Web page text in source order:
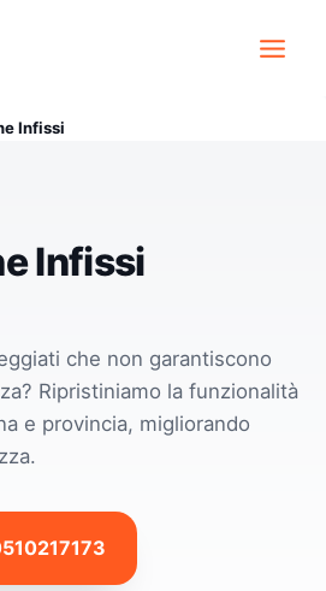
Infissi
Infissi
che non garantiscono
Ripristiniamo la funzionalità
e provincia, migliorando